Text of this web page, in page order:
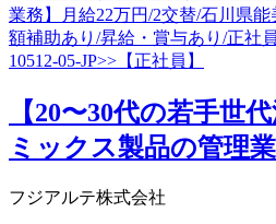
【20〜30代の若手世
ミックス製品の管理
フジアルテ株式会社